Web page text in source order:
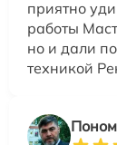
приятно
работы
но и дали
техникой